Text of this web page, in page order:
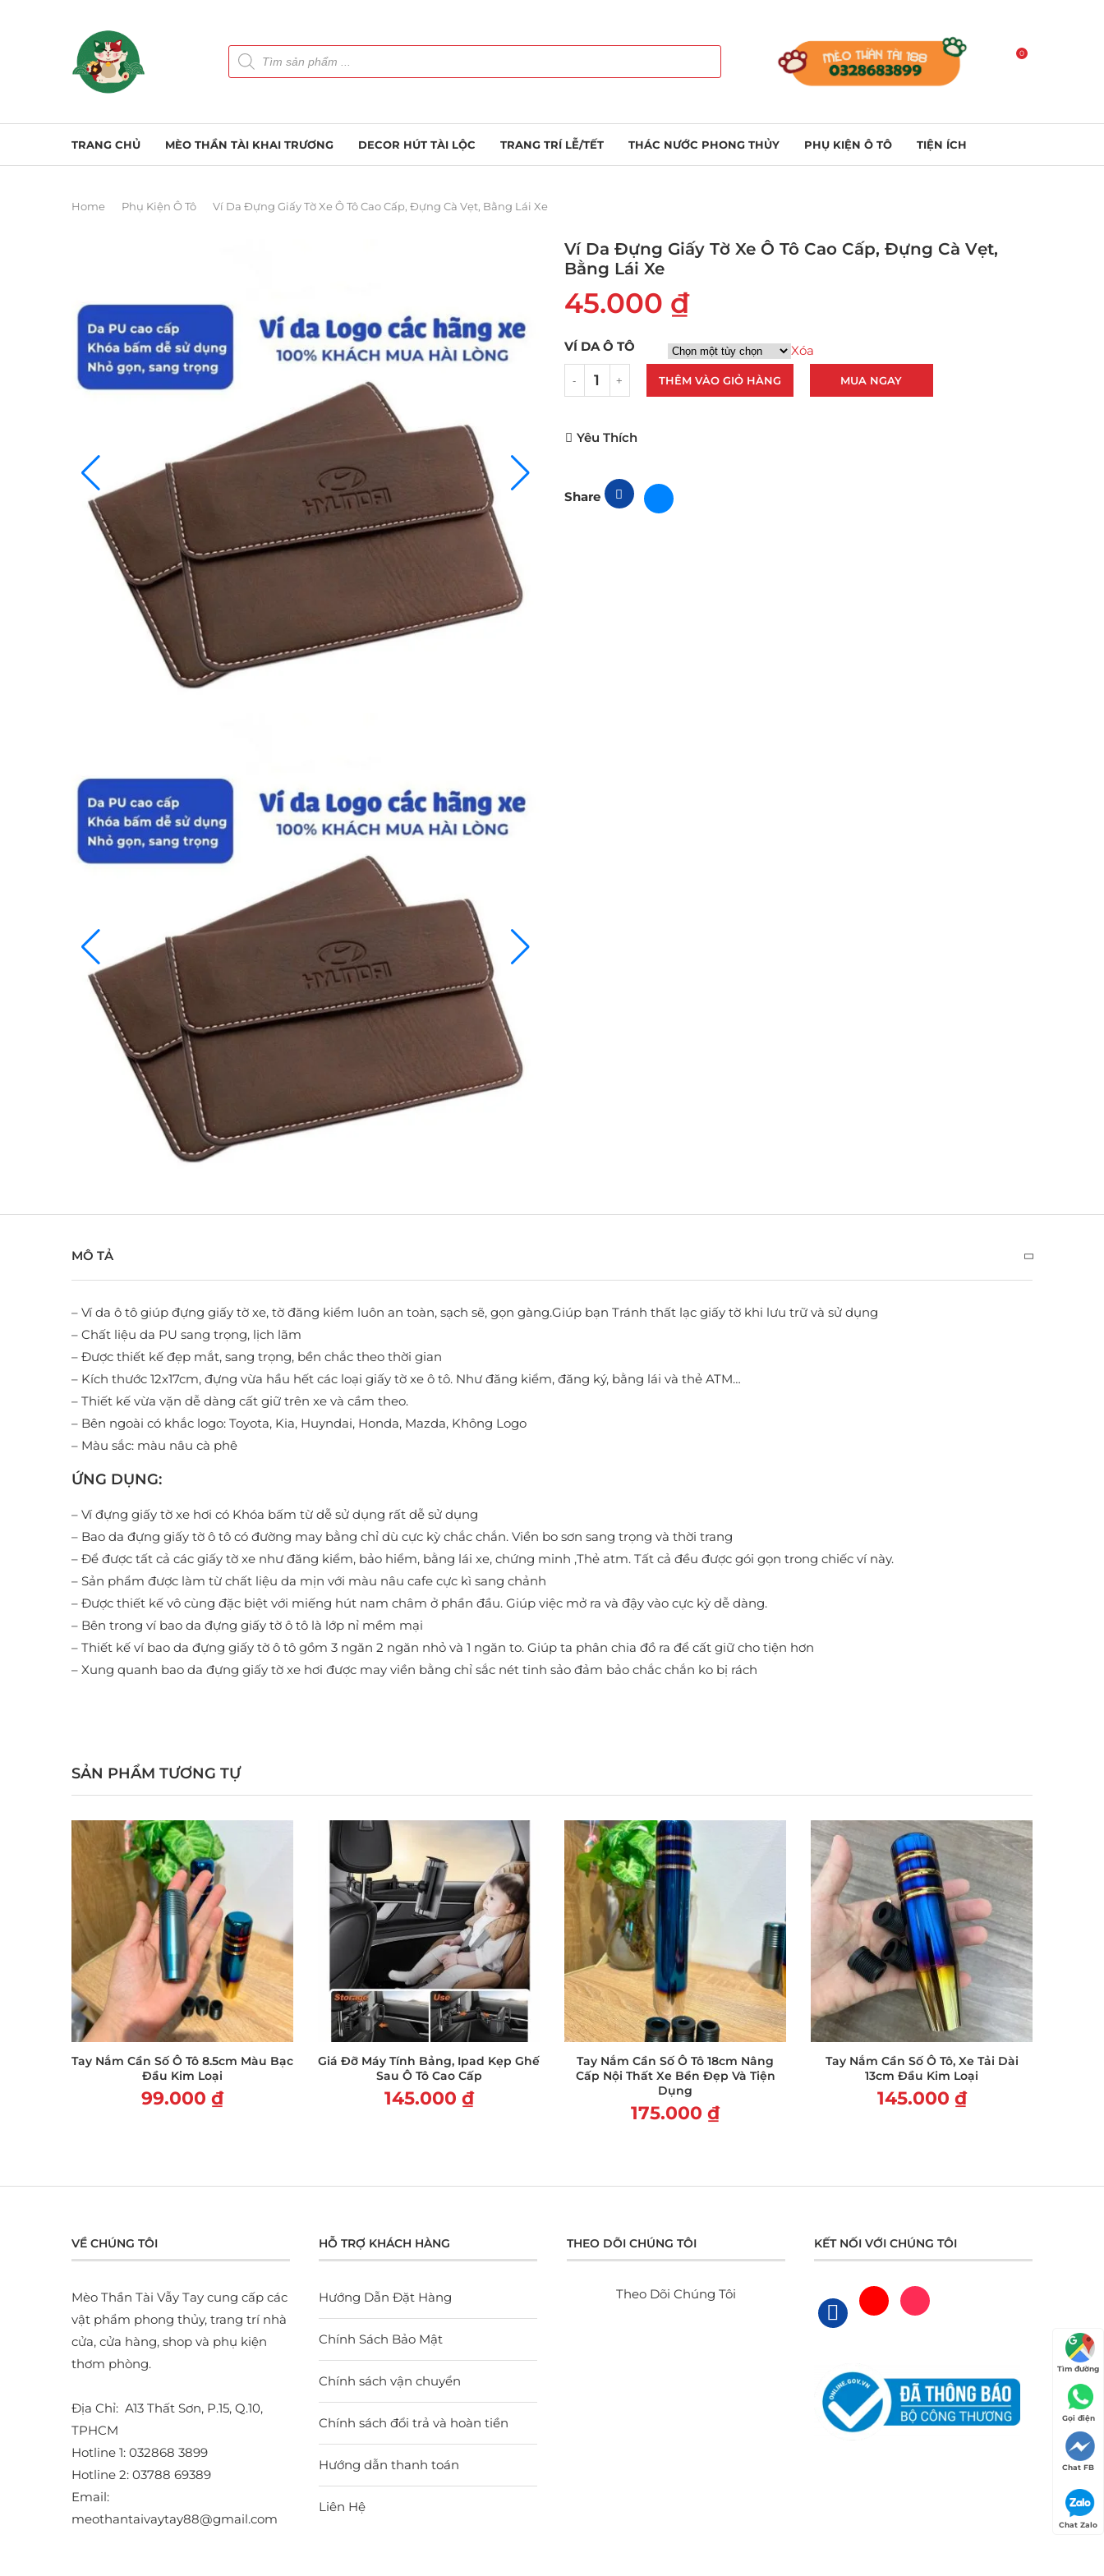
0
TRANG CHỦ MÈO THẦN TÀI KHAI TRƯƠNG DECOR HÚT TÀI LỘC TRANG TRÍ LỄ/TẾT THÁC NƯỚC PHONG THỦY PHỤ KIỆN Ô TÔ TIỆN ÍCH
Home Phụ Kiện Ô Tô Ví Da Đựng Giấy Tờ Xe Ô Tô Cao Cấp, Đựng Cà Vẹt, Bằng Lái Xe
Ví Da Đựng Giấy Tờ Xe Ô Tô Cao Cấp, Đựng Cà Vẹt,
Bằng Lái Xe
45.000 ₫
VÍ DA Ô TÔ Xóa
THÊM VÀO GIỎ HÀNG MUA NGAY
Yêu Thích
Share
MÔ TẢ
– Ví da ô tô giúp đựng giấy tờ xe, tờ đăng kiểm luôn an toàn, sạch sẽ, gọn gàng.Giúp bạn Tránh thất lạc giấy tờ khi lưu trữ và sử dụng
– Chất liệu da PU sang trọng, lịch lãm
– Được thiết kế đẹp mắt, sang trọng, bền chắc theo thời gian
– Kích thước 12x17cm, đựng vừa hầu hết các loại giấy tờ xe ô tô. Như đăng kiểm, đăng ký, bằng lái và thẻ ATM…
– Thiết kế vừa vặn dễ dàng cất giữ trên xe và cầm theo.
– Bên ngoài có khắc logo: Toyota, Kia, Huyndai, Honda, Mazda, Không Logo
– Màu sắc: màu nâu cà phê
ỨNG DỤNG:
– Ví đựng giấy tờ xe hơi có Khóa bấm từ dễ sử dụng rất dễ sử dụng
– Bao da đựng giấy tờ ô tô có đường may bằng chỉ dù cực kỳ chắc chắn. Viền bo sơn sang trọng và thời trang
– Để được tất cả các giấy tờ xe như đăng kiểm, bảo hiểm, bằng lái xe, chứng minh ,Thẻ atm. Tất cả đều được gói gọn trong chiếc ví này.
– Sản phẩm được làm từ chất liệu da mịn với màu nâu cafe cực kì sang chảnh
– Được thiết kế vô cùng đặc biệt với miếng hút nam châm ở phần đầu. Giúp việc mở ra và đậy vào cực kỳ dễ dàng.
– Bên trong ví bao da đựng giấy tờ ô tô là lớp nỉ mềm mại
– Thiết kế ví bao da đựng giấy tờ ô tô gồm 3 ngăn 2 ngăn nhỏ và 1 ngăn to. Giúp ta phân chia đồ ra để cất giữ cho tiện hơn
– Xung quanh bao da đựng giấy tờ xe hơi được may viền bằng chỉ sắc nét tinh sảo đảm bảo chắc chắn ko bị rách
SẢN PHẨM TƯƠNG TỰ
Tay Nắm Cần Số Ô Tô 8.5cm Màu Bạc
Đầu Kim Loại
99.000 ₫
Giá Đỡ Máy Tính Bảng, Ipad Kẹp Ghế
Sau Ô Tô Cao Cấp
145.000 ₫
Tay Nắm Cần Số Ô Tô 18cm Nâng
Cấp Nội Thất Xe Bền Đẹp Và Tiện
Dụng
175.000 ₫
Tay Nắm Cần Số Ô Tô, Xe Tải Dài
13cm Đầu Kim Loại
145.000 ₫
VỀ CHÚNG TÔI
Mèo Thần Tài Vẫy Tay cung cấp các
vật phẩm phong thủy, trang trí nhà
cửa, cửa hàng, shop và phụ kiện
thơm phòng.
Địa Chỉ: A13 Thất Sơn, P.15, Q.10,
TPHCM
Hotline 1: 032868 3899
Hotline 2: 03788 69389
Email:
meothantaivaytay88@gmail.com
HỖ TRỢ KHÁCH HÀNG
Hướng Dẫn Đặt Hàng
Chính Sách Bảo Mật
Chính sách vận chuyển
Chính sách đổi trả và hoàn tiền
Hướng dẫn thanh toán
Liên Hệ
THEO DÕI CHÚNG TÔI
Theo Dõi Chúng Tôi
KẾT NỐI VỚI CHÚNG TÔI
Tìm đường
Gọi điện
Chat FB
Chat Zalo